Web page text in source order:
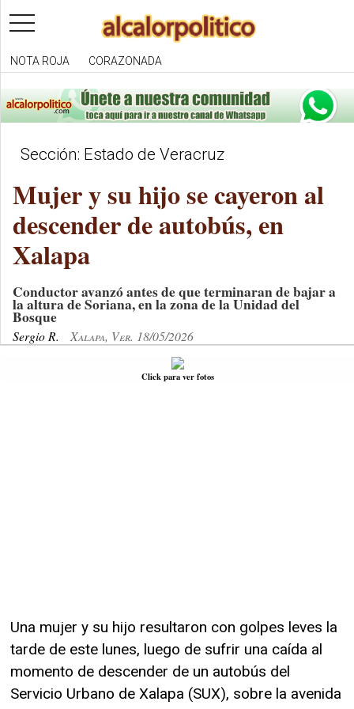
toggle
navigation
NOTA ROJA CORAZONADA
Sección: Estado de Veracruz
Mujer y su hijo se cayeron al
descender de autobús, en
Xalapa
Conductor avanzó antes de que terminaran de bajar a
la altura de Soriana, en la zona de la Unidad del
Bosque
Sergio R. Xalapa, Ver. 18/05/2026
Click para ver fotos
Una mujer y su hijo resultaron con golpes leves la
tarde de este lunes, luego de sufrir una caída al
momento de descender de un autobús del
Servicio Urbano de Xalapa (SUX), sobre la avenida